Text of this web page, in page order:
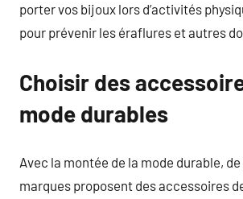
porter vos bijoux lors d’activités
pour prévenir les éraflures et autres
Choisir des
mode durables
Avec la montée de la mode durable,
marques proposent des accessoires